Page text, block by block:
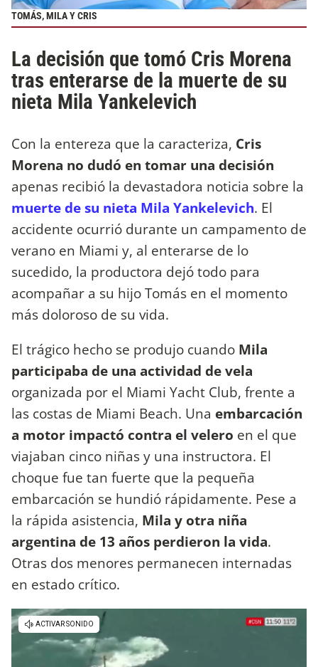
TOMÁS, MILA Y CRIS
La decisión que tomó Cris Morena
tras enterarse de la muerte de su
nieta Mila Yankelevich
Con la entereza que la caracteriza, Cris
Morena no dudó en tomar una decisión
apenas recibió la devastadora noticia sobre la
muerte de su nieta Mila Yankelevich. El
accidente ocurrió durante un campamento de
verano en Miami y, al enterarse de lo
sucedido, la productora dejó todo para
acompañar a su hijo Tomás en el momento
más doloroso de su vida.
El trágico hecho se produjo cuando Mila
participaba de una actividad de vela
organizada por el Miami Yacht Club, frente a
las costas de Miami Beach. Una embarcación
a motor impactó contra el velero en el que
viajaban cinco niñas y una instructora. El
choque fue tan fuerte que la pequeña
embarcación se hundió rápidamente. Pese a
la rápida asistencia, Mila y otra niña
argentina de 13 años perdieron la vida.
Otras dos menores permanecen internadas
en estado crítico.